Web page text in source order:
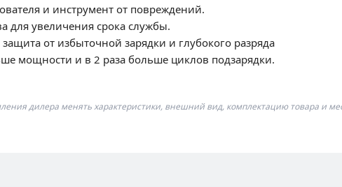
и инструмент от повреждений.
для увеличения срока службы.
от избыточной зарядки и глубокого разряда
мощности и в 2 раза больше циклов подзарядки.
дилера менять характеристики, внешний вид, комплектацию товара и